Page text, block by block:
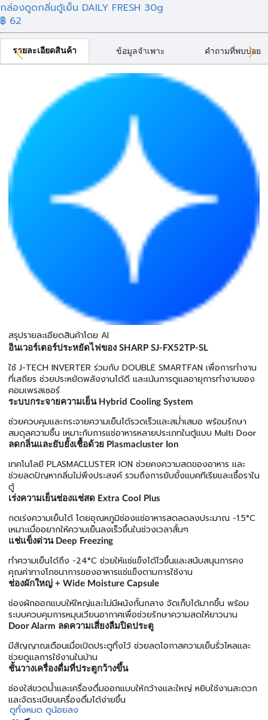
กล่องดูดกลิ่นตู้เย็น DAILY FRESH 30g
฿ 62
รายละเอียดสินค้า ข้อมูลจำเพาะ คำถามที่พบบ่อย
สรุปรายละเอียดสินค้าโดย AI
อินเวอร์เตอร์ประหยัดไฟของ SHARP SJ-FX52TP-SL
ใช้ J-TECH INVERTER ร่วมกับ DOUBLE SMARTFAN เพื่อการทำงาน
ที่เสถียร ช่วยประหยัดพลังงานได้ดี และเน้นการดูแลอายุการทำงานของ
คอมเพรสเซอร์
ระบบกระจายความเย็น Hybrid Cooling System
ช่วยควบคุมและกระจายความเย็นได้รวดเร็วและสม่ำเสมอ พร้อมรักษา
สมดุลความชื้น เหมาะกับการแช่อาหารหลายประเภทในตู้แบบ Multi Door
ลดกลิ่นและยับยั้งเชื้อด้วย Plasmacluster Ion
เทคโนโลยี PLASMACLUSTER ION ช่วยคงความสดของอาหาร และ
ช่วยลดปัญหากลิ่นไม่พึงประสงค์ รวมถึงการยับยั้งแบคทีเรียและเชื้อราใน
ตู้
เร่งความเย็นช่องแช่สด Extra Cool Plus
กดเร่งความเย็นได้ โดยอุณหภูมิช่องแช่อาหารสดลดลงประมาณ -1.5°C
เหมาะเมื่ออยากให้ความเย็นลงเร็วขึ้นในช่วงเวลาสั้นๆ
แช่แข็งด่วน Deep Freezing
ทำความเย็นได้ถึง -24°C ช่วยให้แช่แข็งได้ไวขึ้นและสนับสนุนการคง
คุณค่าทางโภชนาการของอาหารแช่แข็งตามการใช้งาน
ช่องผักใหญ่ + Wide Moisture Capsule
ช่องผักออกแบบให้ใหญ่และไม่มีผนังกั้นกลาง จัดเก็บได้มากขึ้น พร้อม
ระบบควบคุมการหมุนเวียนอากาศเพื่อช่วยรักษาความสดให้ยาวนาน
Door Alarm ลดความเสี่ยงลืมปิดประตู
มีสัญญาณเตือนเมื่อเปิดประตูทิ้งไว้ ช่วยลดโอกาสความเย็นรั่วไหลและ
ช่วยดูแลการใช้งานในบ้าน
ชั้นวางเครื่องดื่มที่ประตูกว้างขึ้น
ช่องใส่ขวดน้ำและเครื่องดื่มออกแบบให้กว้างและใหญ่ หยิบใช้งานสะดวก
และจัดระเบียบเครื่องดื่มได้ง่ายขึ้น
ดูทั้งหมด ดูน้อยลง